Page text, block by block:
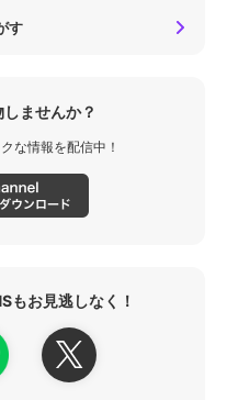
す
ませんか？
な情報を配信中！
もお見逃しなく！